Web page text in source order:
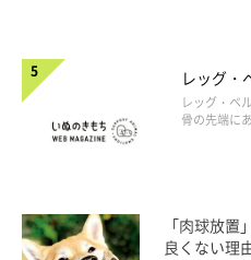
レッグ・
レッグ・ペ
骨の先端に
「肉球放
良くない理